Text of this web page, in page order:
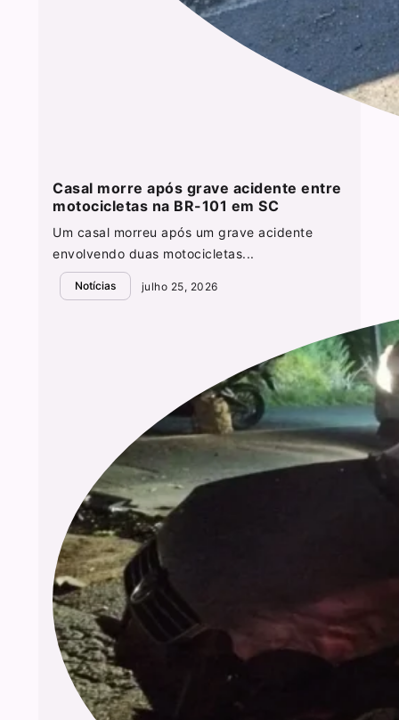
Casal morre após grave acidente entre
motocicletas na BR-101 em SC
Um casal morreu após um grave acidente
envolvendo duas motocicletas...
Notícias julho 25, 2026